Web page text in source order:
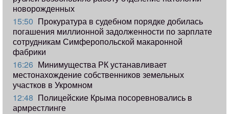
новорожденных
15:50 Прокуратура в судебном порядке добилась
погашения миллионной задолженности по зарплате
сотрудникам Симферопольской макаронной
фабрики
16:26 Минимущества РК устанавливает
местонахождение собственников земельных
участков в Укромном
12:48 Полицейские Крыма посоревновались в
армрестлинге